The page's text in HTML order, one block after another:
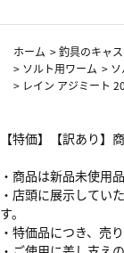
ホーム >釣具のキャ
> ソルト用ワーム >
> レイン アジミート
【特価】【訳あり】
・商品は新品未使用品
・店頭に展示してい
す。
・特価品につき、売